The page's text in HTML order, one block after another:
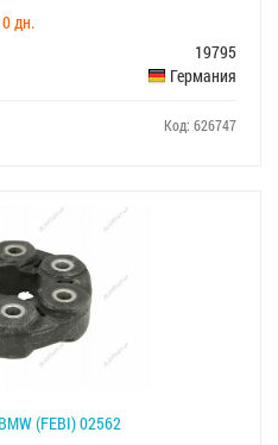
дн.
19795
Германия
Код: 626747
(FEBI) 02562